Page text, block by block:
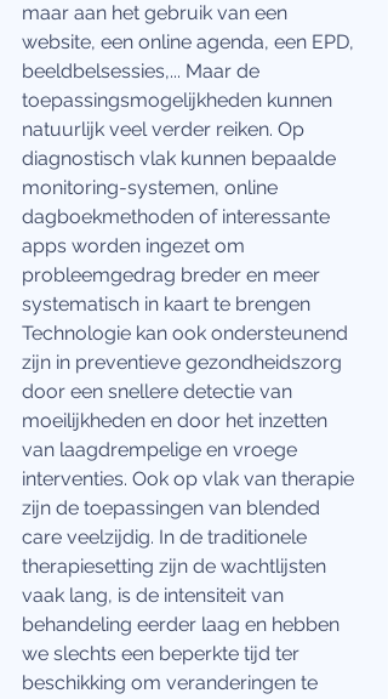
maar aan het gebruik van een
website, een online agenda, een EPD,
beeldbelsessies,... Maar de
toepassingsmogelijkheden kunnen
natuurlijk veel verder reiken. Op
diagnostisch vlak kunnen bepaalde
monitoring-systemen, online
dagboekmethoden of interessante
apps worden ingezet om
probleemgedrag breder en meer
systematisch in kaart te brengen
Technologie kan ook ondersteunend
zijn in preventieve gezondheidszorg
door een snellere detectie van
moeilijkheden en door het inzetten
van laagdrempelige en vroege
interventies. Ook op vlak van therapie
zijn de toepassingen van blended
care veelzijdig. In de traditionele
therapiesetting zijn de wachtlijsten
vaak lang, is de intensiteit van
behandeling eerder laag en hebben
we slechts een beperkte tijd ter
beschikking om veranderingen te